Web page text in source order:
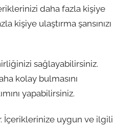
daha fazla kişiye
kişiye ulaştırma şansınızı
sağlayabilirsiniz.
kolay bulmasını
yapabilirsiniz.
uygun ve ilgili